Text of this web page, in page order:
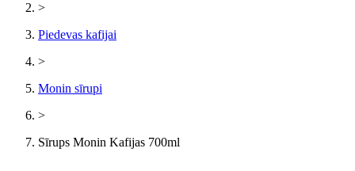
>
Piedevas kafijai
>
Monin sīrupi
>
Sīrups Monin Kafijas 700ml